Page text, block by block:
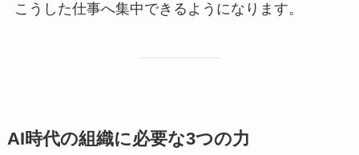
こうした仕事へ集中できるようになります。
AI時代の組織に必要な3つの力